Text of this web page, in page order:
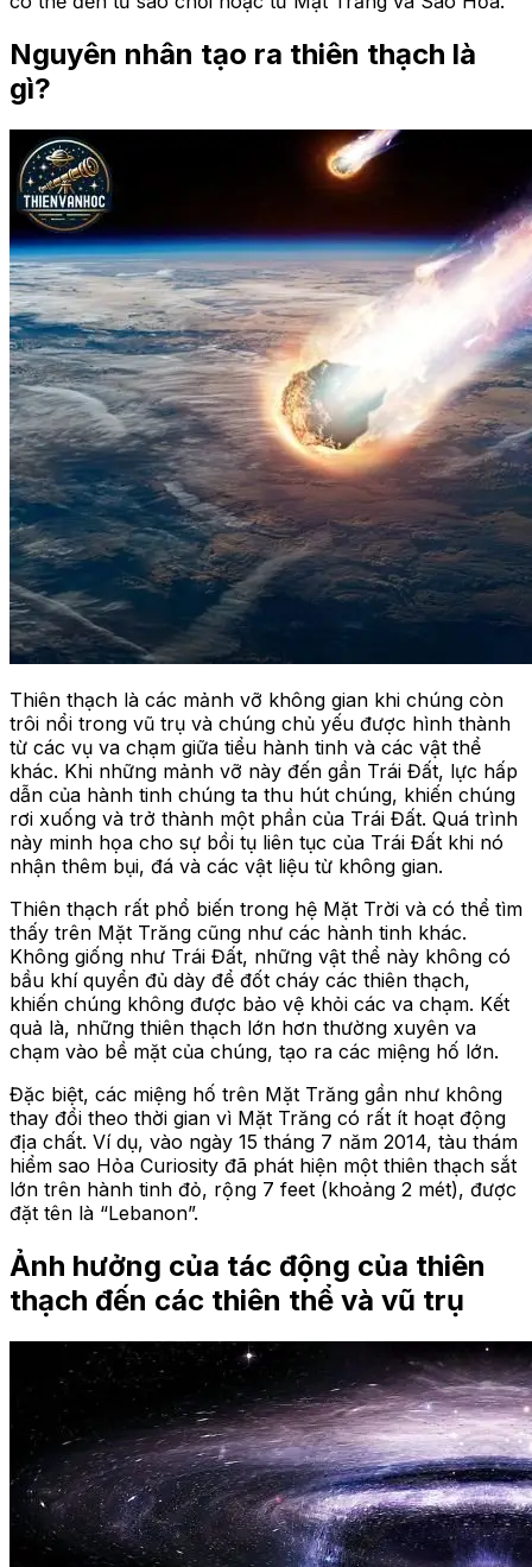
Nguyên nhân tạo ra thiên thạch là
gì?
Thiên thạch là các mảnh vỡ không gian khi chúng còn
trôi nổi trong vũ trụ và chúng chủ yếu được hình thành
từ các vụ va chạm giữa tiểu hành tinh và các vật thể
khác. Khi những mảnh vỡ này đến gần Trái Đất, lực hấp
dẫn của hành tinh chúng ta thu hút chúng, khiến chúng
rơi xuống và trở thành một phần của Trái Đất. Quá trình
này minh họa cho sự bồi tụ liên tục của Trái Đất khi nó
nhận thêm bụi, đá và các vật liệu từ không gian.
Thiên thạch rất phổ biến trong hệ Mặt Trời và có thể tìm
thấy trên Mặt Trăng cũng như các hành tinh khác.
Không giống như Trái Đất, những vật thể này không có
bầu khí quyển đủ dày để đốt cháy các thiên thạch,
khiến chúng không được bảo vệ khỏi các va chạm. Kết
quả là, những thiên thạch lớn hơn thường xuyên va
chạm vào bề mặt của chúng, tạo ra các miệng hố lớn.
Đặc biệt, các miệng hố trên Mặt Trăng gần như không
thay đổi theo thời gian vì Mặt Trăng có rất ít hoạt động
địa chất. Ví dụ, vào ngày 15 tháng 7 năm 2014, tàu thám
hiểm sao Hỏa Curiosity đã phát hiện một thiên thạch sắt
lớn trên hành tinh đỏ, rộng 7 feet (khoảng 2 mét), được
đặt tên là “Lebanon”.
Ảnh hưởng của tác động của thiên
thạch đến các thiên thể và vũ trụ